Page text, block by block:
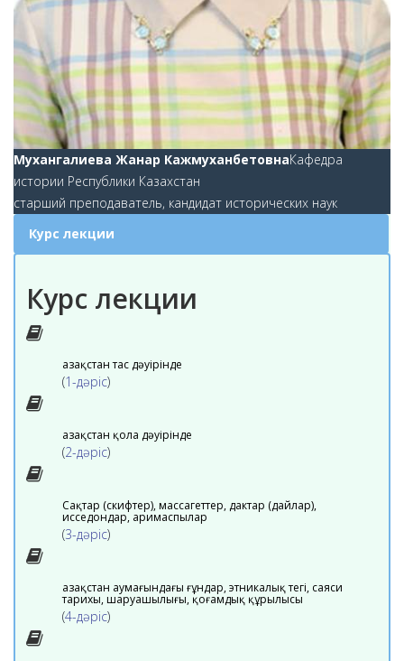
Мухангалиева Жанар КажмуханбетовнаКафедра
истории Республики Казахстан
старший преподаватель, кандидат исторических наук
Курс лекции
Курс лекции
Қазақстан тас дәуірінде
(1-дәріс)
Қазақстан қола дәуірінде
(2-дәріс)
Сақтар (скифтер), массагеттер, дактар (дайлар),
исседондар, аримаспылар
(3-дәріс)
Қазақстан аумағындағы ғұндар, этникалық тегі, саяси
тарихы, шаруашылығы, қоғамдық құрылысы
(4-дәріс)